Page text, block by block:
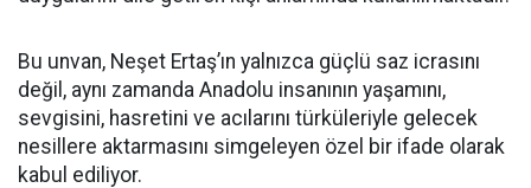
Bu unvan, Neşet Ertaş’ın yalnızca güçlü saz icrasını
değil, aynı zamanda Anadolu insanının yaşamını,
sevgisini, hasretini ve acılarını türküleriyle gelecek
nesillere aktarmasını simgeleyen özel bir ifade olarak
kabul ediliyor.